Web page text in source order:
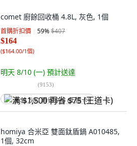
comet 廚餘回收桶 4.8L, 灰色, 1個
首購折扣價 59%$407
$164
($164.00/1個)
明天 8/10 (一) 預計送達
(9153)
满 $1,500 再省 $75 (王道卡)
homiya 合米亞 雙面鈦盾鍋 A010485,
1個, 32cm